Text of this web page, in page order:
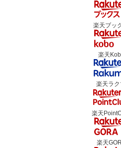
楽天ブッ
楽天
楽天ラク
楽天
楽天